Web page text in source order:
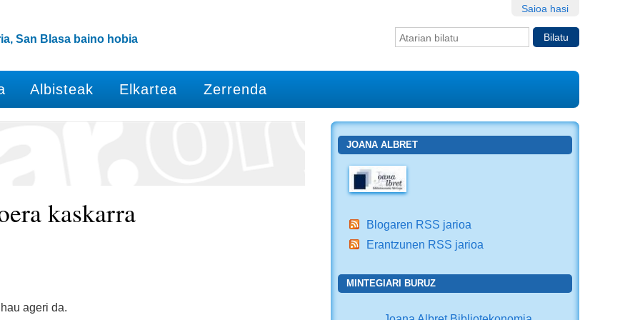
Saioa hasi
Bilatu atarian
San Blasa baino hobia
Albisteak Elkartea Zerrenda
kaskarra
ageri da.
JOANA ALBRET
Blogaren RSS jarioa
Erantzunen RSS jarioa
MINTEGIARI BURUZ